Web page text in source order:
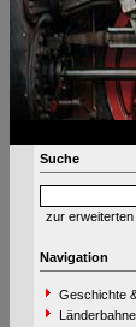
Suche
zur erweiterten
Navigation
Geschichte